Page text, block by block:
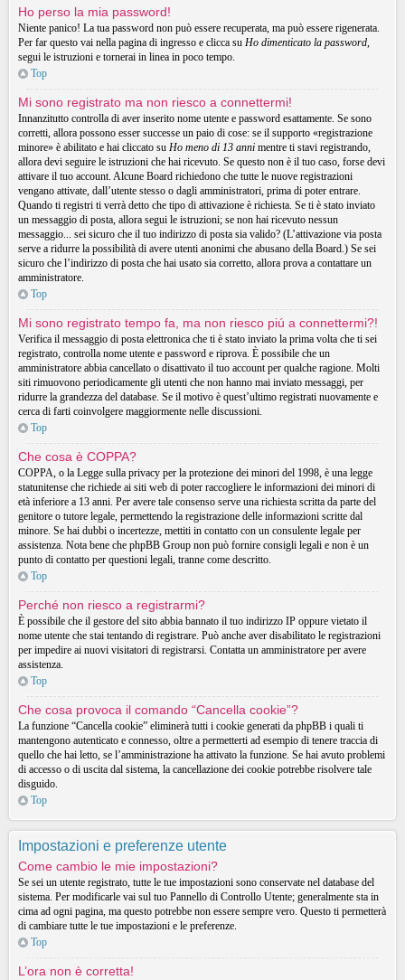
Ho perso la mia password!
Niente panico! La tua password non può essere recuperata, ma può essere rigenerata.
Per far questo vai nella pagina di ingresso e clicca su Ho dimenticato la password,
segui le istruzioni e tornerai in linea in poco tempo.
Top
Mi sono registrato ma non riesco a connettermi!
Innanzitutto controlla di aver inserito nome utente e password esattamente. Se sono
corretti, allora possono esser successe un paio di cose: se il supporto «registrazione
minore» è abilitato e hai cliccato su Ho meno di 13 anni mentre ti stavi registrando,
allora devi seguire le istruzioni che hai ricevuto. Se questo non è il tuo caso, forse devi
attivare il tuo account. Alcune Board richiedono che tutte le nuove registrazioni
vengano attivate, dall’utente stesso o dagli amministratori, prima di poter entrare.
Quando ti registri ti verrà detto che tipo di attivazione è richiesta. Se ti è stato inviato
un messaggio di posta, allora segui le istruzioni; se non hai ricevuto nessun
messaggio... sei sicuro che il tuo indirizzo di posta sia valido? (L’attivazione via posta
serve a ridurre la possibilità di avere utenti anonimi che abusano della Board.) Se sei
sicuro che l’indirizzo di posta che hai usato sia corretto, allora prova a contattare un
amministratore.
Top
Mi sono registrato tempo fa, ma non riesco piú a connettermi?!
Verifica il messaggio di posta elettronica che ti è stato inviato la prima volta che ti sei
registrato, controlla nome utente e password e riprova. È possibile che un
amministratore abbia cancellato o disattivato il tuo account per qualche ragione. Molti
siti rimuovono periodicamente gli utenti che non hanno mai inviato messaggi, per
ridurre la grandezza del database. Se il motivo è quest’ultimo registrati nuovamente e
cerca di farti coinvolgere maggiormente nelle discussioni.
Top
Che cosa è COPPA?
COPPA, o la Legge sulla privacy per la protezione dei minori del 1998, è una legge
statunitense che richiede ai siti web di poter raccogliere le informazioni dei minori di
età inferiore a 13 anni. Per avere tale consenso serve una richiesta scritta da parte del
genitore o tutore legale, permettendo la registrazione delle informazioni scritte dal
minore. Se hai dubbi o incertezze, mettiti in contatto con un consulente legale per
assistenza. Nota bene che phpBB Group non può fornire consigli legali e non è un
punto di contatto per questioni legali, tranne come descritto.
Top
Perché non riesco a registrarmi?
È possibile che il gestore del sito abbia bannato il tuo indirizzo IP oppure vietato il
nome utente che stai tentando di registrare. Può anche aver disabilitato le registrazioni
per impedire ai nuovi visitatori di registrarsi. Contatta un amministratore per avere
assistenza.
Top
Che cosa provoca il comando “Cancella cookie”?
La funzione “Cancella cookie” eliminerà tutti i cookie generati da phpBB i quali ti
mantengono autenticato e connesso, oltre a permetterti ad esempio di tenere traccia di
quello che hai letto, se l’amministrazione ha attivato la funzione. Se hai avuto problemi
di accesso o di uscita dal sistema, la cancellazione dei cookie potrebbe risolvere tale
disguido.
Top
Impostazioni e preferenze utente
Come cambio le mie impostazioni?
Se sei un utente registrato, tutte le tue impostazioni sono conservate nel database del
sistema. Per modificarle vai sul tuo Pannello di Controllo Utente; generalmente sta in
cima ad ogni pagina, ma questo potrebbe non essere sempre vero. Questo ti permetterà
di cambiare tutte le tue impostazioni e le preferenze.
Top
L’ora non è corretta!